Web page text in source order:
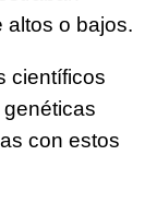
altos o bajos.
científicos
con estos